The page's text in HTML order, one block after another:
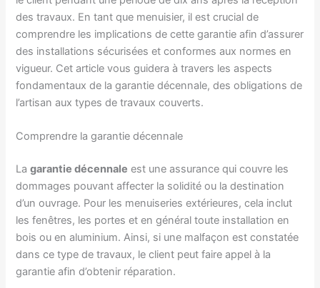
des travaux. En tant que menuisier, il est crucial de
comprendre les implications de cette garantie afin d’assurer
des installations sécurisées et conformes aux normes en
vigueur. Cet article vous guidera à travers les aspects
fondamentaux de la garantie décennale, des obligations de
l’artisan aux types de travaux couverts.
Comprendre la garantie décennale
Lagarantie décennale est une assurance qui couvre les
dommages pouvant affecter la solidité ou la destination
d’un ouvrage. Pour les menuiseries extérieures, cela inclut
les fenêtres, les portes et en général toute installation en
bois ou en aluminium. Ainsi, si une malfaçon est constatée
dans ce type de travaux, le client peut faire appel à la
garantie afin d’obtenir réparation.